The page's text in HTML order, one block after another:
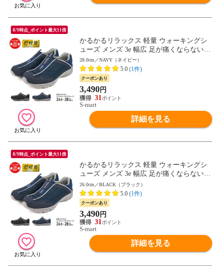
8/9時点_ポイント最大11倍
かるかるリラックス 軽量 ウォーキングシ
ューズ メンズ 3e 幅広 足が痛くならない
靴 スリッポン メンズ スニーカー 軽い 歩
きやすい 疲れない 履きやすい かかとが踏
める 大きいサイズ スポーツ ジム コンフォ
ートシューズ 黒 mc2914 送料無料
28.0cm／NAVY（ネイビー）
5.0 (1件)
クーポンあり
3,490円
31
S-mart
詳細を見る
8/9時点_ポイント最大11倍
かるかるリラックス 軽量 ウォーキングシ
ューズ メンズ 3e 幅広 足が痛くならない
靴 スリッポン メンズ スニーカー 軽い 歩
きやすい 疲れない 履きやすい かかとが踏
める 大きいサイズ スポーツ ジム コンフォ
ートシューズ 黒 mc2914 送料無料
26.0cm／BLACK（ブラック）
5.0 (1件)
クーポンあり
3,490円
31
S-mart
詳細を見る